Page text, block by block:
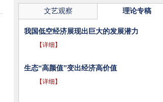
文艺观察 理论专稿
我国低空经济展现出巨大的发展潜力
【详细】
生态“高颜值”变出经济高价值
【详细】